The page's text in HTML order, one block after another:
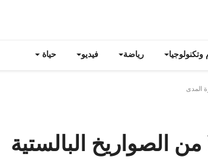
رياضة فيديو حياة
المدى
الصواريخ البالستية